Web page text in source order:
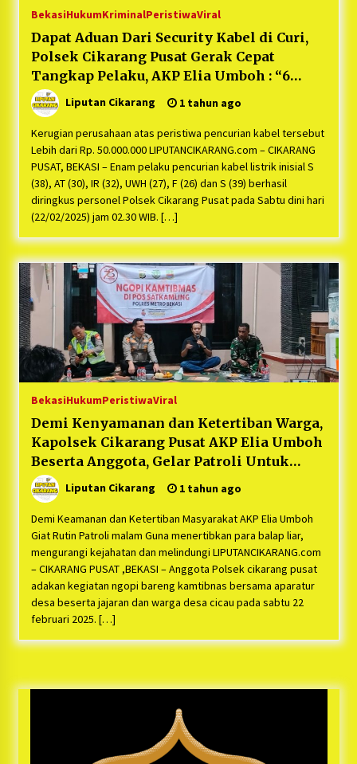
BekasiHukumKriminalPeristiwaViral
Dapat Aduan Dari Security Kabel di Curi,
Polsek Cikarang Pusat Gerak Cepat
Tangkap Pelaku, AKP Elia Umboh : “6
Pelaku Berhasil kita amankan”
Liputan Cikarang 1 tahun ago
Kerugian perusahaan atas peristiwa pencurian kabel tersebut
Lebih dari Rp. 50.000.000 LIPUTANCIKARANG.com – CIKARANG
PUSAT, BEKASI – Enam pelaku pencurian kabel listrik inisial S
(38), AT (30), IR (32), UWH (27), F (26) dan S (39) berhasil
diringkus personel Polsek Cikarang Pusat pada Sabtu dini hari
(22/02/2025) jam 02.30 WIB. […]
BekasiHukumPeristiwaViral
Demi Kenyamanan dan Ketertiban Warga,
Kapolsek Cikarang Pusat AKP Elia Umboh
Beserta Anggota, Gelar Patroli Untuk
Mengurangi Kejahatan dan Balap Liar
Liputan Cikarang 1 tahun ago
Demi Keamanan dan Ketertiban Masyarakat AKP Elia Umboh
Giat Rutin Patroli malam Guna menertibkan para balap liar,
mengurangi kejahatan dan melindungi LIPUTANCIKARANG.com
– CIKARANG PUSAT ,BEKASI – Anggota Polsek cikarang pusat
adakan kegiatan ngopi bareng kamtibnas bersama aparatur
desa beserta jajaran dan warga desa cicau pada sabtu 22
februari 2025. […]